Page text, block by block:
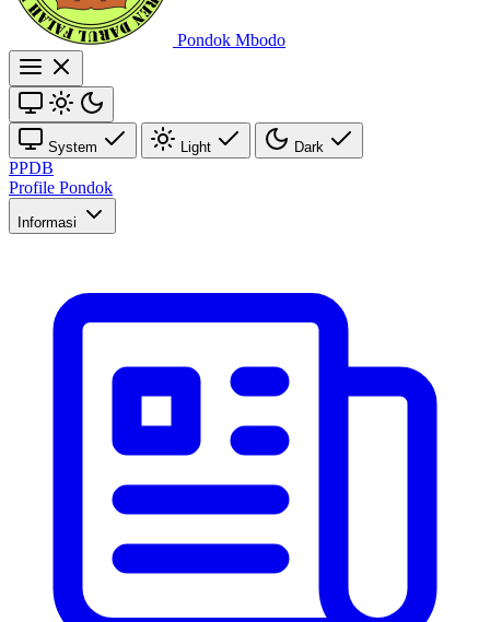
Pondok Mbodo
System Light Dark
PPDB
Profile Pondok
Informasi